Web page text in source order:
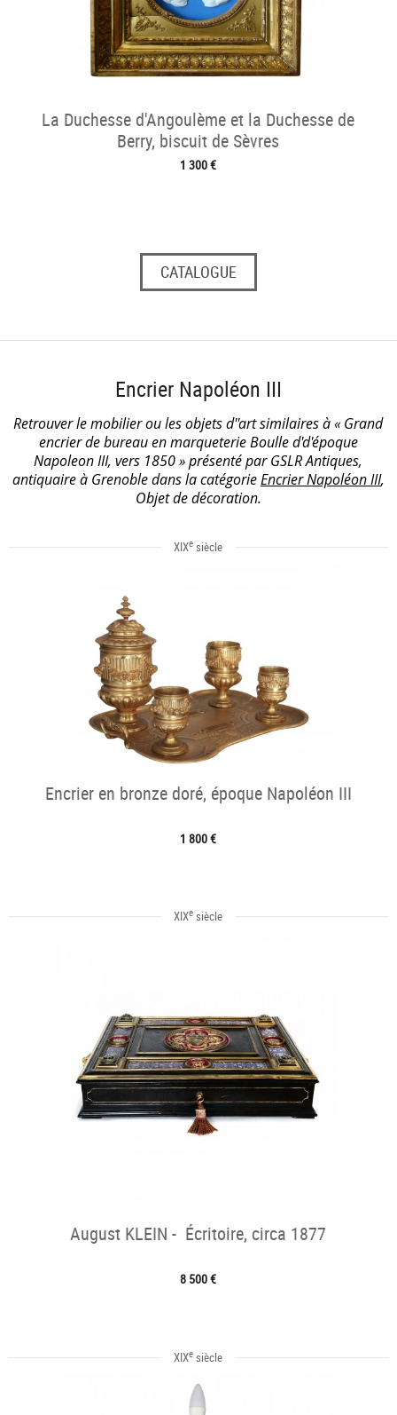
La Duchesse d'Angoulème et la Duchesse de
Berry, biscuit de Sèvres
1 300 €
CATALOGUE
Encrier Napoléon III
Retrouver le mobilier ou les objets d''art similaires à « Grand
encrier de bureau en marqueterie Boulle d'd'époque
Napoleon III, vers 1850 » présenté par GSLR Antiques,
antiquaire à Grenoble dans la catégorieEncrier Napoléon III,
Objet de décoration.
XIXe siècle
Encrier en bronze doré, époque Napoléon III
1 800 €
XIXe siècle
August KLEIN - Écritoire, circa 1877
8 500 €
XIXe siècle